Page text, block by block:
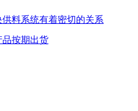
供料系统​有着密切的关系
按期出货